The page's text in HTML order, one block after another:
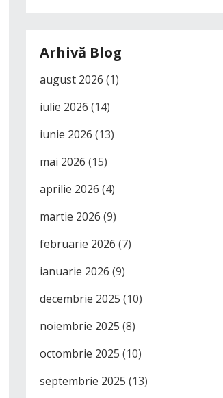
Arhivă Blog
august 2026 (1)
iulie 2026 (14)
iunie 2026 (13)
mai 2026 (15)
aprilie 2026 (4)
martie 2026 (9)
februarie 2026 (7)
ianuarie 2026 (9)
decembrie 2025 (10)
noiembrie 2025 (8)
octombrie 2025 (10)
septembrie 2025 (13)